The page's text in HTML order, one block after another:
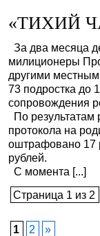
«ТИХИЙ
За два месяца
милиционеры
другими
73 подростка до
сопровождения
По результатам
протокола на
оштрафовано 17
рублей.
С момента [...]
Страница 1 из 2
1 2 »